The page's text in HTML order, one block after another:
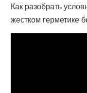
Как разобрать
жестком герметике